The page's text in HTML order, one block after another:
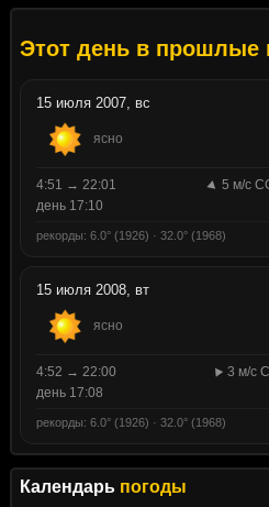
Этот день в прошлые
15 июля 2007, вс
ясно
4:51 → 22:01
5 м/с
день 17:10
рекорды: 6.0° (1926) · 32.0° (1968)
15 июля 2008, вт
ясно
4:52 → 22:00
3 м/с
день 17:08
рекорды: 6.0° (1926) · 32.0° (1968)
Календарь погоды